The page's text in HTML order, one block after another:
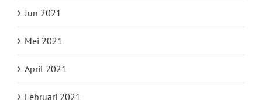
Jun 2021
Mei 2021
April 2021
Februari 2021